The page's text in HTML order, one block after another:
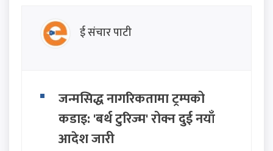
ई संचार पाटी
जन्मसिद्ध नागरिकतामा ट्रम्पको
कडाइ: 'बर्थ टुरिज्म' रोक्न दुई नयाँ
आदेश जारी